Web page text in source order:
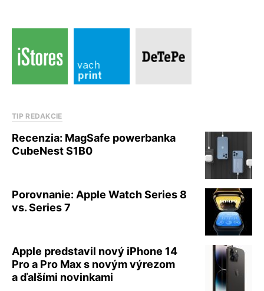
TIP REDAKCIE
Recenzia: MagSafe powerbanka
CubeNest S1B0
Porovnanie: Apple Watch Series 8
vs. Series 7
Apple predstavil nový iPhone 14
Pro a Pro Max s novým výrezom
a ďalšími novinkami